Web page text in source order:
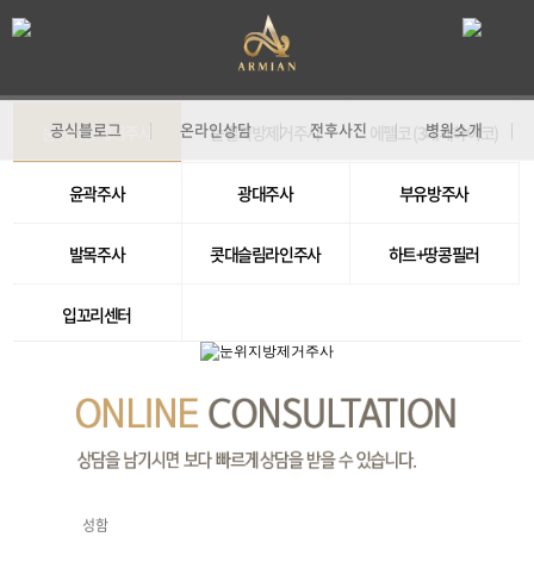
공식블로그 | 온라인상담 | 전후사진 | 병원소개 |
기
눈위지방제거주사 눈밑지방제거주사 에펠코 (3대세하이코)
윤곽주사 광대주사 부유방주사
발목주사 콧대슬림라인주사 하트+땅콩필러
입꼬리센터